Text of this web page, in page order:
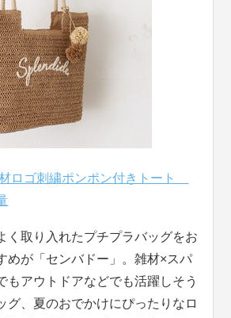
材ロゴ刺繍ポンポン付きトート
く取り入れたプチプラバッグをお
めが「センバドー」。雑材×スパ
もアウトドアなどでも活躍しそう
グ、夏のおでかけにぴったりなロ